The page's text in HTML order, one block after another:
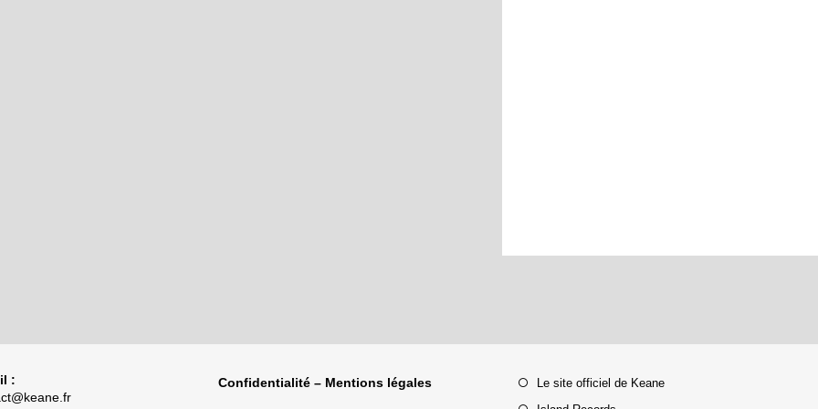
:
Confidentialité – Mentions légales
Le site officiel de Keane